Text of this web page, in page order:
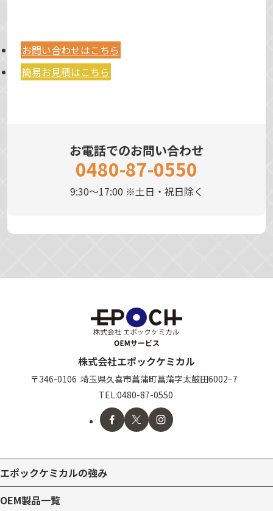
お問い合わせはこちら
簡易お見積はこちら
お電話でのお問い合わせ
0480-87-0550
9:30～17:00 ※土日・祝日除く
株式会社エポックケミカル
〒346-0106 埼玉県久喜市菖蒲町菖蒲字太皷田6002−7
TEL:0480-87-0550
エポックケミカルの強み
OEM製品一覧